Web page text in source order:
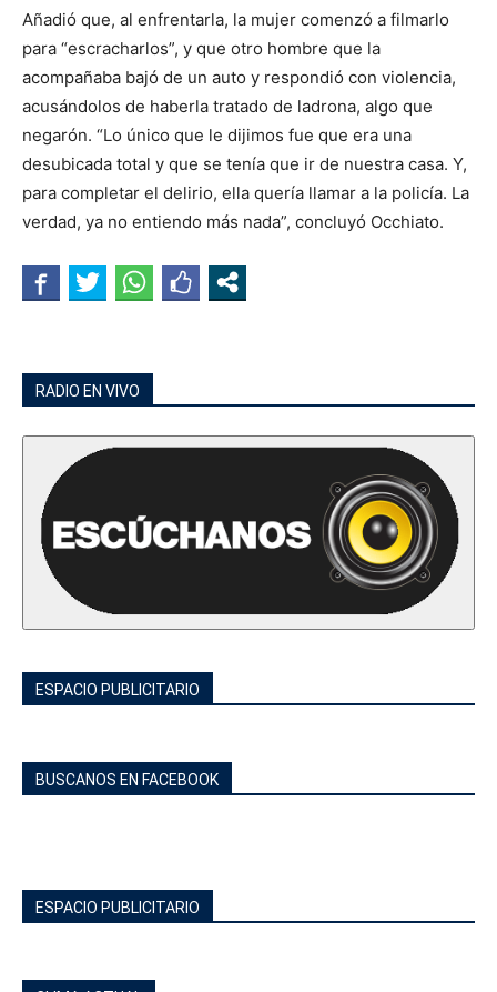
Añadió que, al enfrentarla, la mujer comenzó a filmarlo
para “escracharlos”, y que otro hombre que la
acompañaba bajó de un auto y respondió con violencia,
acusándolos de haberla tratado de ladrona, algo que
negarón. “Lo único que le dijimos fue que era una
desubicada total y que se tenía que ir de nuestra casa. Y,
para completar el delirio, ella quería llamar a la policía. La
verdad, ya no entiendo más nada”, concluyó Occhiato.
RADIO EN VIVO
ESPACIO PUBLICITARIO
BUSCANOS EN FACEBOOK
ESPACIO PUBLICITARIO